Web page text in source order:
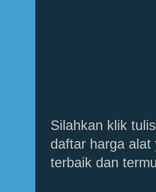
Silahkan klik
daftar harga
terbaik dan